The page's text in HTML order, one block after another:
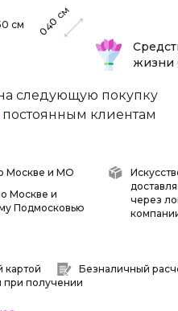
см 040
см
жизни
следующую покупку
постоянным клиентам
Москве и МО
Москве и
Подмосковью
через
картой
Безналичный
получении